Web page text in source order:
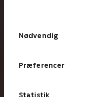
Nødvendig
Præferencer
Statistik